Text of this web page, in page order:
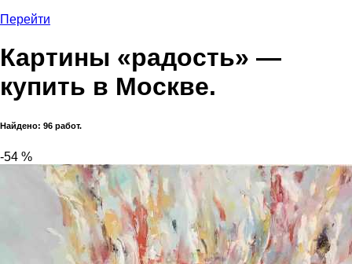
Перейти
Картины «радость» —
купить в Москве.
Найдено: 96 работ.
-54 %